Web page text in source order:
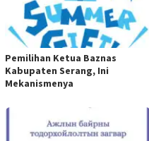
Pemilihan Ketua Baznas
Kabupaten Serang, Ini
Mekanismenya